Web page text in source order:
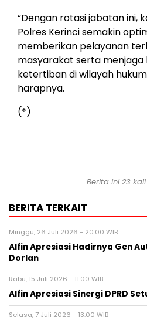
“Dengan rotasi jabatan ini,
Polres Kerinci semakin
memberikan pelayanan
masyarakat serta menjaga
ketertiban di wilayah hukum
harapnya.
(*)
Berita ini 23
BERITA TERKAIT
Minggu, 26 Juli 2026 - 20:00 WIB
Alfin Apresiasi Hadirnya Gen
Dorlan
Rabu, 15 Juli 2026 - 11:00 WIB
Alfin Apresiasi Sinergi DPRD
Selasa, 7 Juli 2026 - 13:00 WIB